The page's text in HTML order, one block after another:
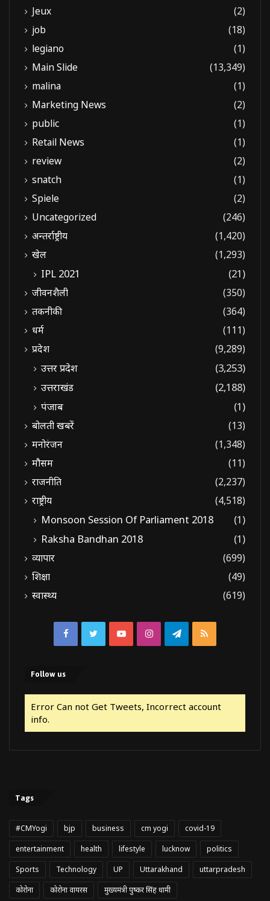
Jeux
(2)
job
(18)
legiano
(1)
Main Slide
(13,349)
malina
(1)
Marketing News
(2)
public
(1)
Retail News
(1)
review
(2)
snatch
(1)
Spiele
(2)
Uncategorized
(246)
अन्तर्राष्ट्रीय
(1,420)
खेल
(1,293)
IPL 2021 (21)
जीवनशैली
(350)
तकनीकी
(364)
धर्म
(111)
प्रदेश
(9,289)
उत्तर प्रदेश
(3,253)
उत्तराखंड
(2,188)
पंजाब
(1)
बोलती खबरें
(13)
मनोरंजन
(1,348)
मौसम
(11)
राजनीति
(2,237)
राष्ट्रीय
(4,518)
Monsoon Session Of Parliament 2018
(1)
Raksha Bandhan 2018
(1)
व्यापार
(699)
शिक्षा
(49)
स्वास्थ्य
(619)
FacebookTwitterYouTubeInstagramTelegram
RSS
Follow us
Error Can not Get Tweets, Incorrect account
info.
Tags
#CMYogi bjp business cm yogi
covid-19
entertainment
health lifestyle lucknow
politics
Sports
Technology UP Uttarakhand
uttarpradesh
कोरोना
कोरोना वायरस मुख्यमंत्री पुष्कर सिंह धामी